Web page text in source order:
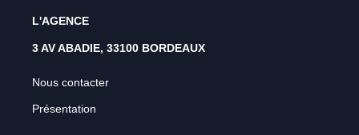
L'AGENCE
3 AV ABADIE, 33100 BORDEAUX
Nous contacter
Présentation